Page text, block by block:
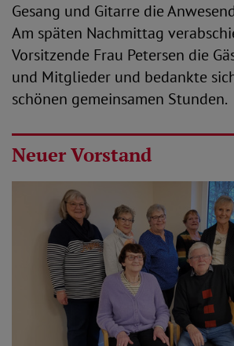
Gesang und Gitarre die
Am späten Nachmittag
Vorsitzende Frau Petersen die
und Mitglieder und bedankte
schönen gemeinsamen Stunden.
Neuer Vorstand